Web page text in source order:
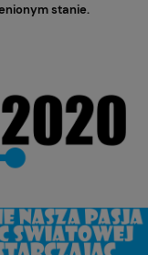
stanie.